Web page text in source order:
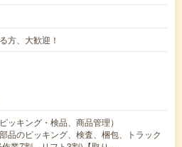
方、大歓迎！
ッキング・検品、商品管理）
品のピッキング、検査、梱包、トラック